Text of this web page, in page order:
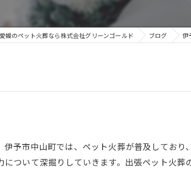
砥部ペ
愛媛のペット火葬なら株式会社グリーンゴールド ブログ 伊
予市中山町では、ペット火葬が普及しており
ついて深掘りしていきます。出張ペット火葬